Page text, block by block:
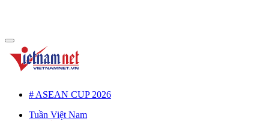
# ASEAN CUP 2026
Tuần Việt Nam